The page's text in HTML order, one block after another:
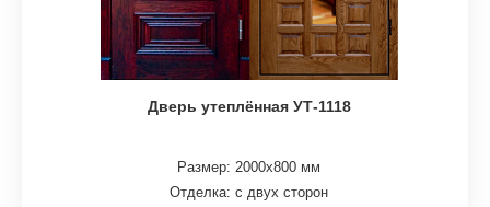
Дверь утеплённая УТ-1118
Размер: 2000х800 мм
Отделка: с двух сторон